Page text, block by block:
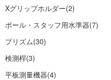
Xグリップホルダー(2)
ポール・スタッフ用水準器(7)
プリズム(30)
検測桿(3)
平板測量機器(4)